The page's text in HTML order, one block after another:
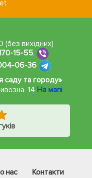
вихідних)
15-55,
06-36
саду та городу»
14 На мапі
нас
Контакти